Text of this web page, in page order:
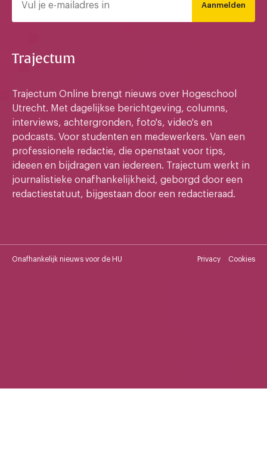
Aanmelden
Trajectum
Trajectum Online brengt nieuws over Hogeschool
Utrecht. Met dagelijkse berichtgeving, columns,
interviews, achtergronden, foto's, video's en
podcasts. Voor studenten en medewerkers. Van een
professionele redactie, die openstaat voor tips,
ideeen en bijdragen van iedereen. Trajectum werkt in
journalistieke onafhankelijkheid, geborgd door een
redactiestatuut, bijgestaan door een redactieraad.
Onafhankelijk nieuws voor de HU Privacy Cookies